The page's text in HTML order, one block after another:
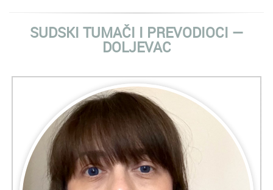
SUDSKI TUMAČI I PREVODIOCI ―
DOLJEVAC